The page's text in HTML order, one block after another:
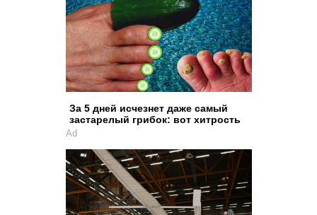
За 5 дней исчезнет даже самый
застарелый грибок: вот хитрость
Ad